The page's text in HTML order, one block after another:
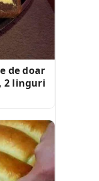
de doar
2 linguri